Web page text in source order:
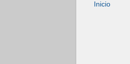
Inicio